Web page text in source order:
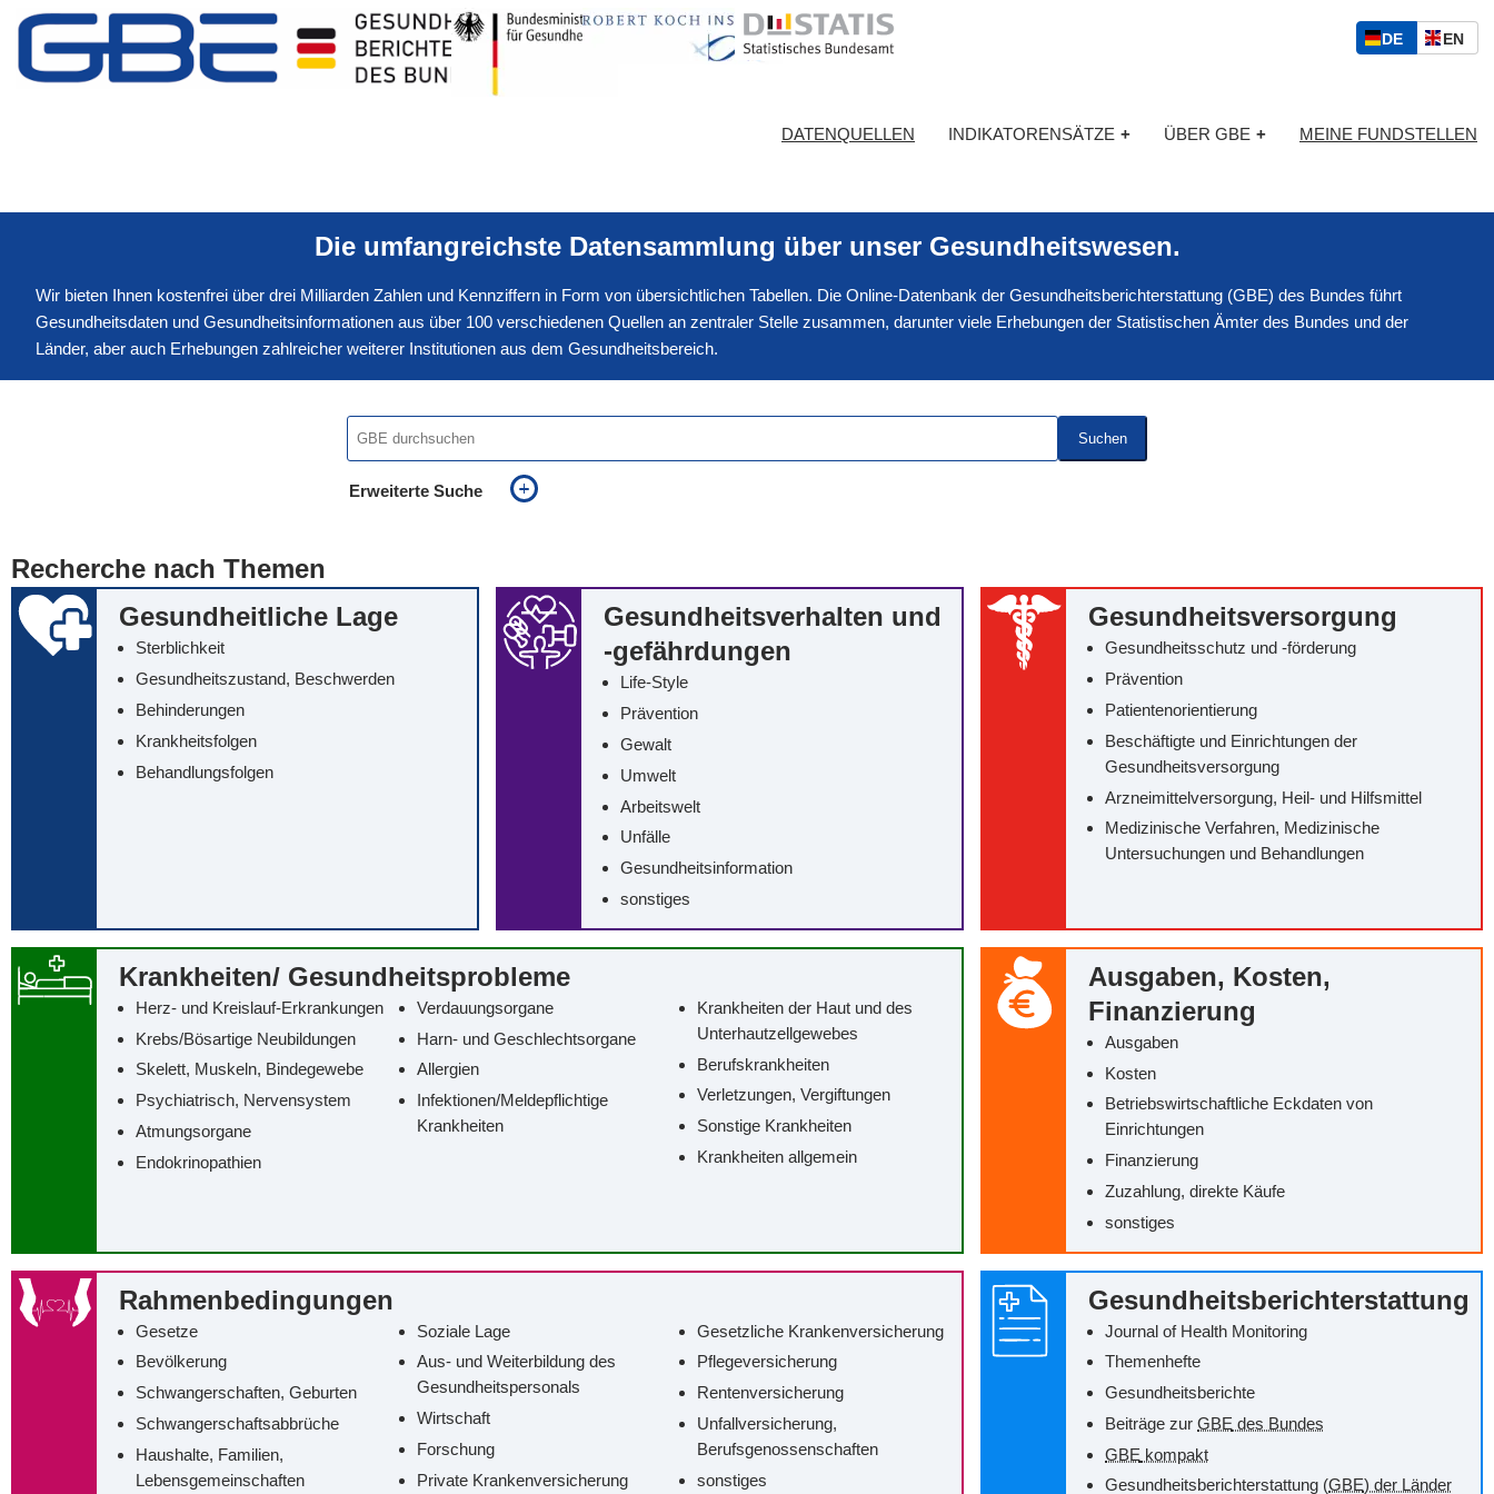
S
p
c
h
l
DED
S
ENE
I
H
DATENQUELLEN INDIKATORENSÄTZE + ÜBER GBE + MEINE FUNDSTELLEN
Die umfangreichste Datensammlung über unser Gesundheitswesen.
Wir bieten Ihnen kostenfrei über drei Milliarden Zahlen und Kennziffern in Form von übersichtlichen Tabellen. Die Online-Datenbank der Gesundheitsberichterstattung (GBE) des Bundes führt
Gesundheitsdaten und Gesundheitsinformationen aus über 100 verschiedenen Quellen an zentraler Stelle zusammen, darunter viele Erhebungen der Statistischen Ämter des Bundes und der
Länder, aber auch Erhebungen zahlreicher weiterer Institutionen aus dem Gesundheitsbereich.
Suchen
Erweiterte Suche
Recherche nach Themen
Gesundheitliche Lage
Sterblichkeit
Gesundheitszustand, Beschwerden
Behinderungen
Krankheitsfolgen
Behandlungsfolgen
Gesundheitsverhalten und
-gefährdungen
Life-Style
Prävention
Gewalt
Umwelt
Arbeitswelt
Unfälle
Gesundheitsinformation
sonstiges
Gesundheitsversorgung
Gesundheitsschutz und -förderung
Prävention
Patientenorientierung
Beschäftigte und Einrichtungen der
Gesundheitsversorgung
Arzneimittelversorgung, Heil- und Hilfsmittel
Medizinische Verfahren, Medizinische
Untersuchungen und Behandlungen
Krankheiten/‌ Gesundheitsprobleme
Herz- und Kreislauf-Erkrankungen
Krebs/‌Bösartige Neubildungen
Skelett, Muskeln, Bindegewebe
Psychiatrisch, Nervensystem
Atmungsorgane
Endokrinopathien
Verdauungsorgane
Harn- und Geschlechtsorgane
Allergien
Infektionen/‌Meldepflichtige
Krankheiten
Krankheiten der Haut und des
Unterhautzellgewebes
Berufskrankheiten
Verletzungen, Vergiftungen
Sonstige Krankheiten
Krankheiten allgemein
Ausgaben, Kosten,
Finanzierung
Ausgaben
Kosten
Betriebswirtschaftliche Eckdaten von
Einrichtungen
Finanzierung
Zuzahlung, direkte Käufe
sonstiges
Rahmenbedingungen
Gesetze
Bevölkerung
Schwangerschaften, Geburten
Schwangerschaftsabbrüche
Haushalte, Familien,
Lebensgemeinschaften
Soziale Lage
Aus- und Weiterbildung des
Gesundheitspersonals
Wirtschaft
Forschung
Private Krankenversicherung
Gesetzliche Krankenversicherung
Pflegeversicherung
Rentenversicherung
Unfallversicherung,
Berufsgenossenschaften
sonstiges
Gesundheitsberichterstattung
Journal of Health Monitoring
Themenhefte
Gesundheitsberichte
Beiträge zur GBE des Bundes
GBE kompakt
Gesundheitsberichterstattung (GBE) der Länder